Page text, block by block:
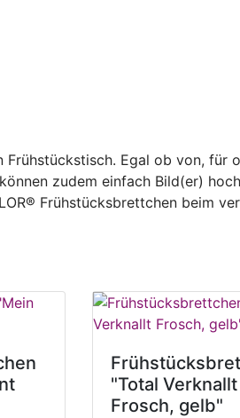
Frühstückstisch. Egal ob von, für
zudem einfach Bild(er)
Frühstücksbrettchen beim
"Total Verknallt
Frosch, gelb"